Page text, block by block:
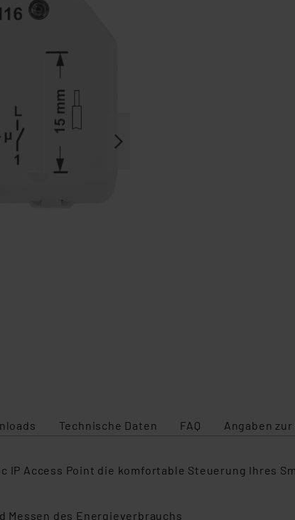
Technische Daten FAQ Angaben
IP Access Point die komfortable Steuerung Ihres
Messen des Energieverbrauchs